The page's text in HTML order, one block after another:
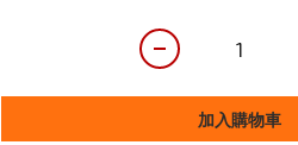
加入購物車